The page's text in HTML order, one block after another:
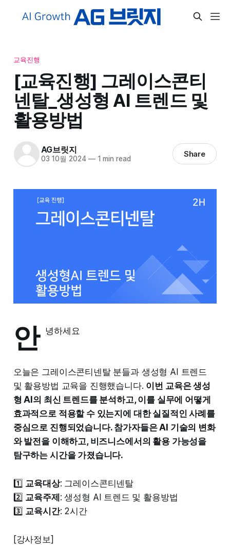
교육진행
[교육진행] 그레이스콘티
넨탈_생성형 AI 트렌드 및
활용방법
AG브릿지
03 10월 2024 —1 min read Share
안 녕하세요
오늘은 그레이스콘티넨탈 분들과 생성형 AI 트렌드
및 활용방법 교육을 진행했습니다. 이번 교육은 생성
형 AI의 최신 트렌드를 분석하고, 이를 실무에 어떻게
효과적으로 적용할 수 있는지에 대한 실질적인 사례를
중심으로 진행되었습니다. 참가자들은 AI 기술의 변화
와 발전을 이해하고, 비즈니스에서의 활용 가능성을
탐구하는 시간을 가졌습니다.
1️⃣ 교육대상: 그레이스콘티넨탈
2️⃣ 교육주제 : 생성형 AI 트렌드 및 활용방법
3️⃣ 교육시간: 2시간
[강사정보]